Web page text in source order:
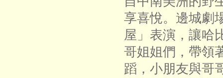
享喜悅。邊城劇
屋」表演，讓哈
哥姐姐們，帶領
蹈，小朋友與哥